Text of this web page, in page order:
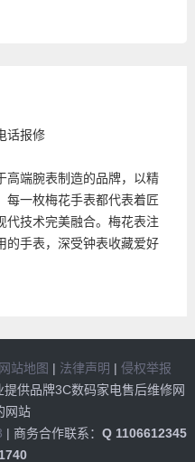
话报修
高端腕表制造的品牌，以精
每一枚梅花手表都代表着匠
代技术完美融合。梅花表注
的手表，深受钟表收藏爱好
网站地图 | 法律声明 | 侵权举报
供品牌3C数码家电售后维修网
网站
| 商务合作联系： Q 1106612345